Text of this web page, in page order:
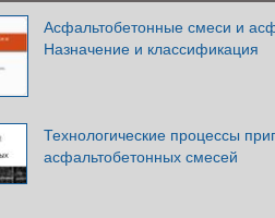
Асфальтобетонные смеси и
Назначение и классификация
Технологические процессы
асфальтобетонных смесей